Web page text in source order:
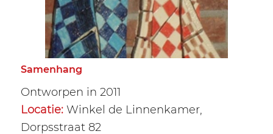
Samenhang
Ontworpen in 2011
Locatie:Winkel de Linnenkamer,
Dorpsstraat 82